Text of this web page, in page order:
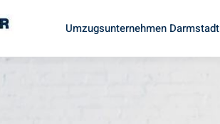
Umzugsunternehmen Darmstadt